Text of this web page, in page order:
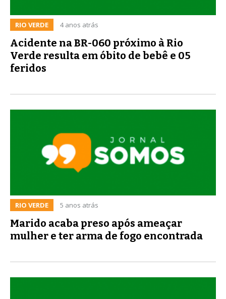
RIO VERDE 4 anos atrás
Acidente na BR-060 próximo à Rio
Verde resulta em óbito de bebê e 05
feridos
RIO VERDE 5 anos atrás
Marido acaba preso após ameaçar
mulher e ter arma de fogo encontrada